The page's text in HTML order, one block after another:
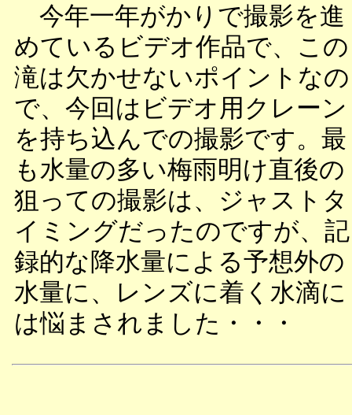
今年一年がかりで撮影を進
めているビデオ作品で、この
滝は欠かせないポイントなの
で、今回はビデオ用クレーン
を持ち込んでの撮影です。最
も水量の多い梅雨明け直後の
狙っての撮影は、ジャストタ
イミングだったのですが、記
録的な降水量による予想外の
水量に、レンズに着く水滴に
は悩まされました・・・